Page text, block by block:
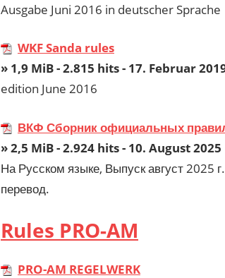
Ausgabe Juni 2016 in deutscher Sprache
WKF Sanda rules
» 1,9 MiB - 2.815 hits - 17. Februar
edition June 2016
ВКФ Сборник официальных
» 2,5 MiB - 2.924 hits - 10. August 2025
На Русском языке, Выпуск август
перевод.
Rules PRO-AM
PRO-AM REGELWERK